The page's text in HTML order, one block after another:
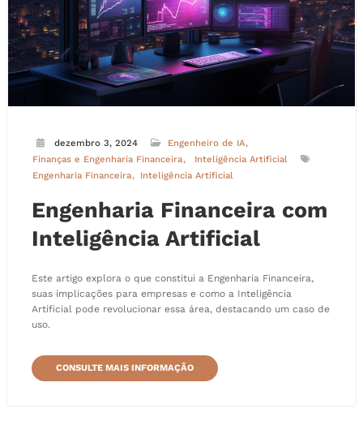
dezembro 3, 2024
Engenheiro de IA
Finanças e Engenharia Financeira
Inteligência Artificial
Engenharia Financeira
Inteligência Artificial
Engenharia Financeira com
Inteligência Artificial
Este artigo explora o que constitui a Engenharia Financeira,
suas implicações para empresas e como a Inteligência
Artificial pode revolucionar essa área, destacando um caso de
uso.
CONSULTE MAIS INFORMAÇÃO